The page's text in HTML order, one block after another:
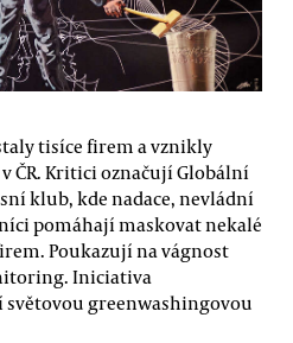
tisíce firem a vznikly
ČR. Kritici označují Globální
klub, kde nadace, nevládní
pomáhají maskovat nekalé
Poukazují na vágnost
Iniciativa
světovou greenwashingovou